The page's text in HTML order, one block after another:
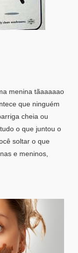
menina tãaaaaao
que ninguém
cheia ou
o que juntou o
soltar o que
e meninos,